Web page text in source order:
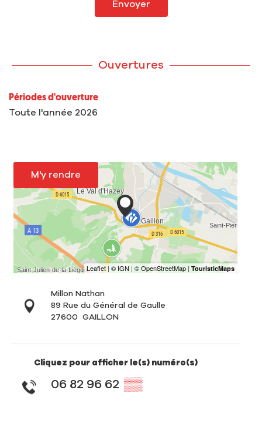
Envoyer
Ouvertures
Périodes d'ouverture
Toute l'année 2026
M'y rendre
Millon Nathan
89 Rue du Général de Gaulle
27600
GAILLON
Cliquez pour afficher le(s) numéro(s)
06 82 96 62 ▒▒